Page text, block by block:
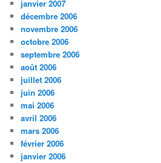
janvier 2007
décembre 2006
novembre 2006
octobre 2006
septembre 2006
août 2006
juillet 2006
juin 2006
mai 2006
avril 2006
mars 2006
février 2006
janvier 2006